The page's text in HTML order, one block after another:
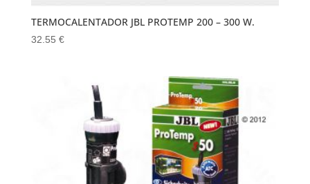
TERMOCALENTADOR JBL PROTEMP 200 – 300 W.
32.55 €